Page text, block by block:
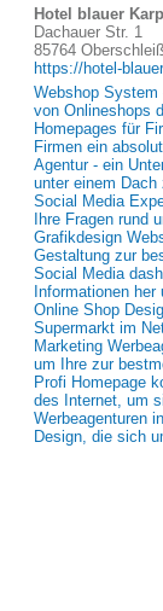
Hotel blauer
Dachauer Str. 1
85764
https://hotel-
Webshop
von Onlineshops
Homepages für
Firmen ein
Agentur - ein
unter einem
Social Media
Ihre Fragen rund
Grafikdesign
Gestaltung zur
Social Media
Informationen
Online Shop
Supermarkt im
Marketing
um Ihre zur
Profi Homepage
des Internet, um
Werbeagenturen
Design, die sich